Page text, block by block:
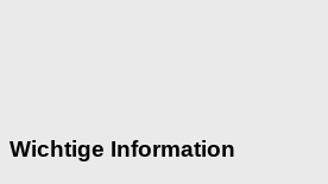
Wichtige Information